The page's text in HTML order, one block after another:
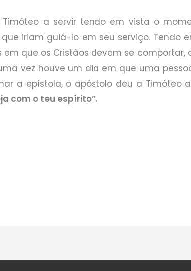
a servir tendo em vista o
iriam guiá-lo em seu serviço. Tendo
que os Cristãos devem se
vez houve um dia em que uma
a epístola, o apóstolo deu a Timóteo
com o teu espírito”.